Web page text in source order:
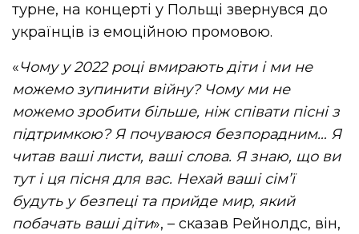
турне, на концерті у Польщі звернувся до
українців із емоційною промовою.
«Чому у 2022 році вмирають діти і ми не
можемо зупинити війну? Чому ми не
можемо зробити більше, ніж співати пісні з
підтримкою? Я почуваюся безпорадним… Я
читав ваші листи, ваші слова. Я знаю, що ви
тут і ця пісня для вас. Нехай ваші сім’ї
будуть у безпеці та прийде мир, який
побачать ваші діти», – сказав Рейнолдс, він,